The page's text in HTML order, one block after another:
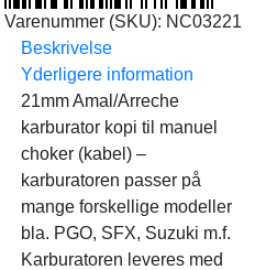
Varenummer (SKU): NC03221
Beskrivelse
Yderligere information
21mm Amal/Arreche
karburator kopi til manuel
choker (kabel) –
karburatoren passer på
mange forskellige modeller
bla. PGO, SFX, Suzuki m.f.
Karburatoren leveres med